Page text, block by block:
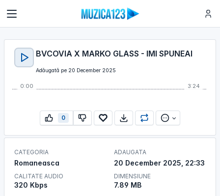
BVCOVIA X MARKO GLASS - IMI SPUNEAI
Adăugată pe 20 December 2025
0:00 3:24
0
CATEGORIA
Romaneasca
CALITATE AUDIO
320 Kbps
ADAUGATA
20 December 2025, 22:33
DIMENSIUNE
7.89 MB